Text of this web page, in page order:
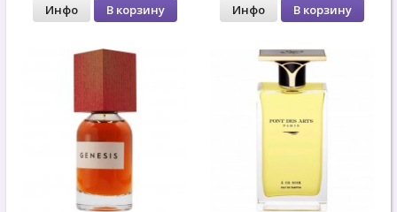
Инфо В корзину Инфо В корзину